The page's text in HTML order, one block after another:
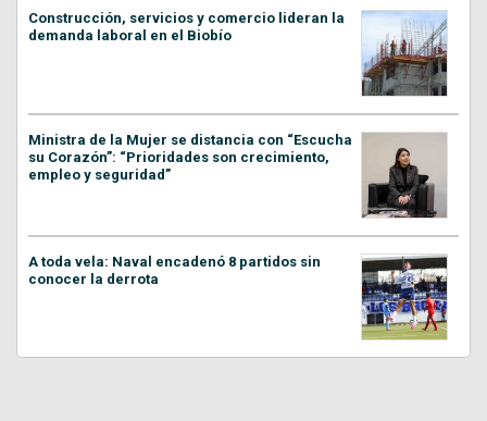
Construcción, servicios y comercio lideran la
demanda laboral en el Biobío
Ministra de la Mujer se distancia con “Escucha
su Corazón”: “Prioridades son crecimiento,
empleo y seguridad”
A toda vela: Naval encadenó 8 partidos sin
conocer la derrota